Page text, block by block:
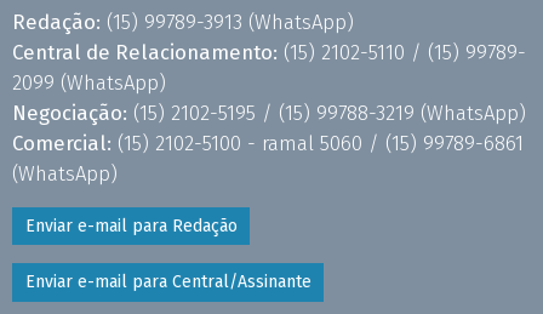
Redação: (15) 99789-3913 (WhatsApp)
Central de Relacionamento: (15) 2102-5110 / (15) 99789-
2099 (WhatsApp)
Negociação: (15) 2102-5195 / (15) 99788-3219 (WhatsApp)
Comercial: (15) 2102-5100 - ramal 5060 / (15) 99789-6861
(WhatsApp)
Enviar e-mail para Redação
Enviar e-mail para Central/Assinante